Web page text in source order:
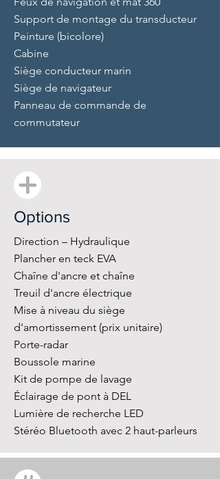
Support de montage du transducteur
Peinture (bicolore)
Cabine
Siège conducteur marin
Siège de navigateur
Panneau de commande de
commutateur
Options
Direction – Hydraulique
Plancher en teck EVA
Chaîne d'ancre et chaîne
Treuil d'ancre électrique
Mise à niveau du siège
d'amortissement (prix unitaire)
Porte-radar
Boussole marine
Kit de pompe de lavage
Éclairage de pont à DEL
Lumière de recherche LED
Stéréo Bluetooth avec 2 haut-parleurs